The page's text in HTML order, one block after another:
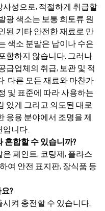
성으로, 적절하게 취급할
광 색소는 보통 희토류 원
된 기타 안전한 재료로 만
색소 분말은 납이나 수은
함하지 않습니다. 그러나
급업체의 취급, 보관 및 적
. 다른 모든 재료와 마찬가
및 표준에 따라 사용하는
있게 그리고 의도된 대로
응용 분야에서 조명을 제
입니다.
혼합할 수 있습니까?
은 페인트, 코팅제, 플라스
여 안전 표지판, 장식품 등
?
시켜 충전할 수 있습니다.